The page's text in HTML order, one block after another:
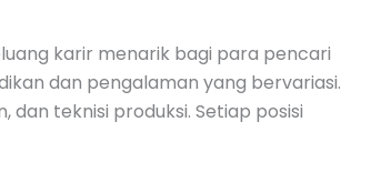
karir menarik bagi para pencari
dan pengalaman yang bervariasi.
dan teknisi produksi. Setiap posisi